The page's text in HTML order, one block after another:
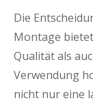
Die
Montage
Qualität als
Verwendung
nicht nur eine